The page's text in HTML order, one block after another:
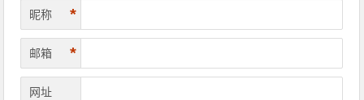
昵称 *
邮箱 *
网址